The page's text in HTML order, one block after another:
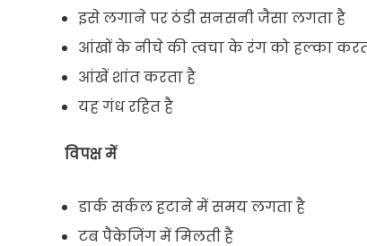
इसे लगाने पर ठंडी सनसनी जैसा लगता है
आंखों के नीचे की त्वचा के रंग को हल्का
आंखें शांत करता है
यह गंध रहित है
विपक्ष में
डार्क सर्कल हटाने में समय लगता है
टब पैकेजिंग में मिलती है